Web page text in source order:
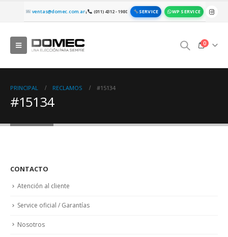
ventas@domec.com.ar| (011) 4312 - 1980 SERVICE WP SERVICE
0
PRINCIPAL RECLAMOS #15134
#15134
CONTACTO
Atención al cliente
Service oficial / Garantías
Nosotros